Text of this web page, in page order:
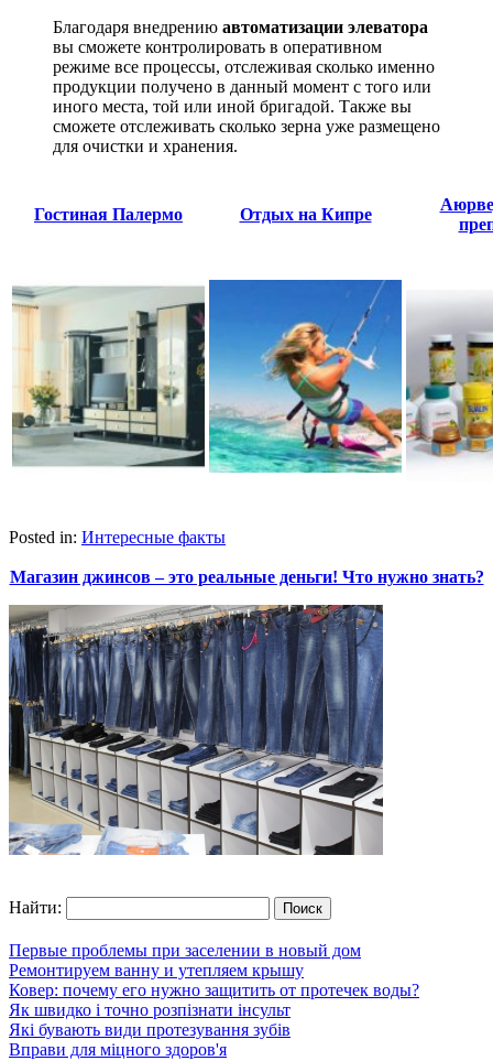
Благодаря внедрению автоматизации элеватора
вы сможете контролировать в оперативном
режиме все процессы, отслеживая сколько именно
продукции получено в данный момент с того или
иного места, той или иной бригадой. Также вы
сможете отслеживать сколько зерна уже размещено
для очистки и хранения.
Гостиная Палермо Отдых на Кипре
Posted in: Интересные факты
Магазин джинсов – это реальные деньги! Что нужно знать?
Найти:
Первые проблемы при заселении в новый дом
Ремонтируем ванну и утепляем крышу
Ковер: почему его нужно защитить от протечек воды?
Як швидко і точно розпізнати інсульт
Які бувають види протезування зубів
Вправи для міцного здоров'я